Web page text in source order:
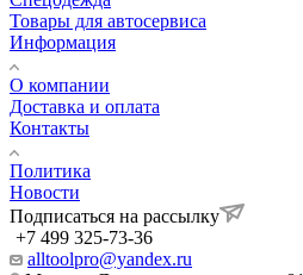
Товары для автосервиса
Информация
О компании
Доставка и оплата
Контакты
Политика
Новости
Подписаться на рассылку
+7 499 325-73-36
alltoolpro@yandex.ru